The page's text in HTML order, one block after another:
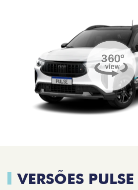
VERSÕES PULSE